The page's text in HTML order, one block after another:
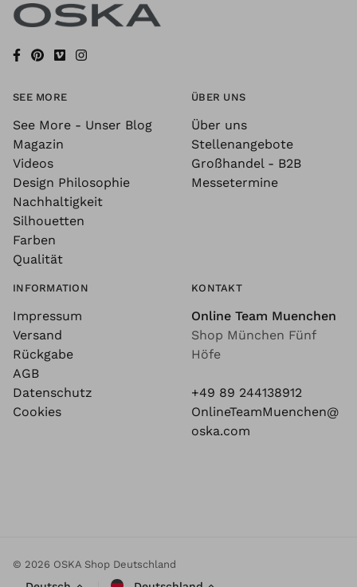
SEE MORE
See More - Unser Blog
Magazin
Videos
Design Philosophie
Nachhaltigkeit
Silhouetten
Farben
Qualität
ÜBER UNS
Über uns
Stellenangebote
Großhandel - B2B
Messetermine
INFORMATION
Impressum
Versand
Rückgabe
AGB
Datenschutz
Cookies
KONTAKT
Online Team Muenchen
Shop München Fünf
Höfe
+49 89 244138912
OnlineTeamMuenchen@
oska.com
© 2026 OSKA Shop Deutschland